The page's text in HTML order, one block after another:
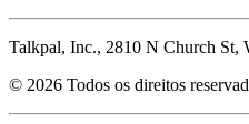
Talkpal, Inc., 2810 N Church St,
© 2026 Todos os direitos